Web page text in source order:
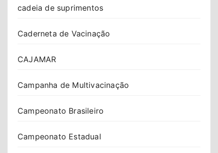
cadeia de suprimentos
Caderneta de Vacinação
CAJAMAR
Campanha de Multivacinação
Campeonato Brasileiro
Campeonato Estadual